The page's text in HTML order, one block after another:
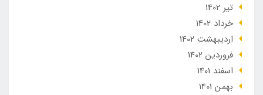
تير 1402
خرداد 1402
ارديبهشت 1402
فروردین 1402
اسفند 1401
بهمن 1401